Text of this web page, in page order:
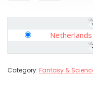
Netherlands
Category: Fantasy &